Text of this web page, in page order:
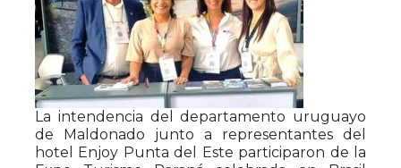
La intendencia del departamento uruguayo
de Maldonado junto a representantes del
hotel Enjoy Punta del Este participaron de la